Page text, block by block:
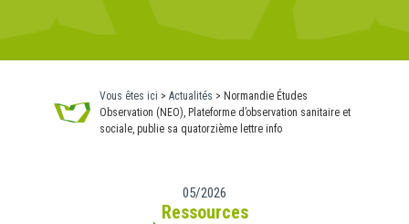
Vous êtes ici > Actualités > Normandie Études
Observation (NEO), Plateforme d’observation sanitaire et
sociale, publie sa quatorzième lettre info
05/2026
Ressources